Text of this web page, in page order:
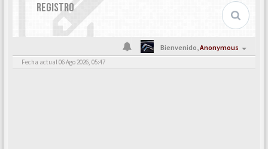
REGISTRO
Bienvenido,Anonymous
Fecha actual 06 Ago 2026, 05:47